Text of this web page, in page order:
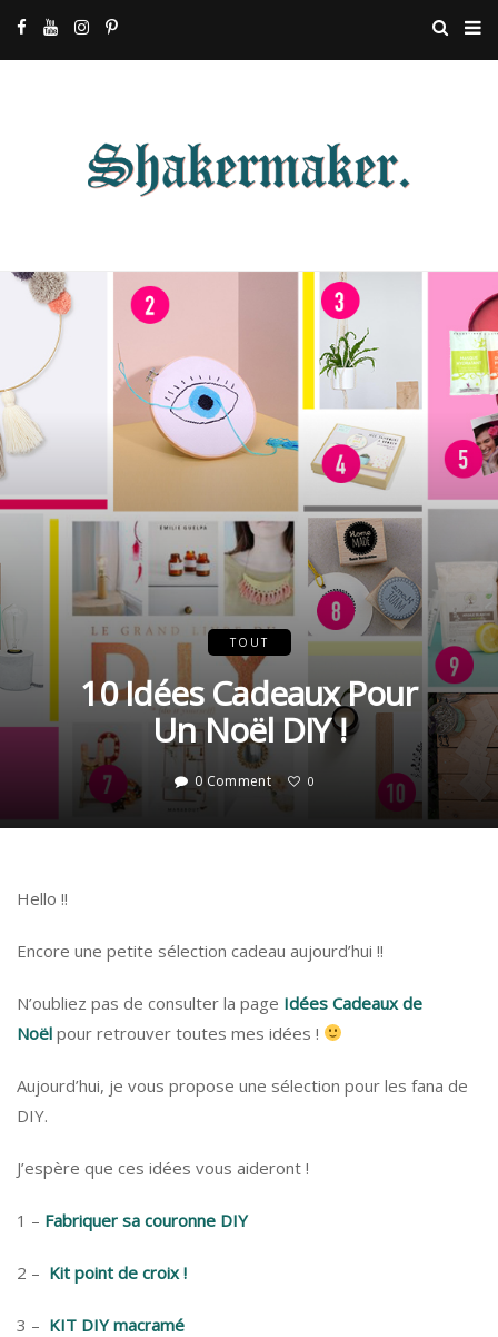
TOUT
10 Idées Cadeaux Pour
Un Noël DIY !
0 Comment 0
Hello !!
Encore une petite sélection cadeau aujourd’hui !!
N’oubliez pas de consulter la page Idées Cadeaux de
Noël pour retrouver toutes mes idées !
Aujourd’hui, je vous propose une sélection pour les fana de
DIY.
J’espère que ces idées vous aideront !
1 – Fabriquer sa couronne DIY
2 – Kit point de croix !
3 – KIT DIY macramé